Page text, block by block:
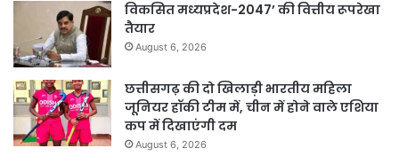
विकसित मध्यप्रदेश-2047’ की वित्तीय रूपरेखा
तैयार
August 6, 2026
छत्तीसगढ़ की दो खिलाड़ी भारतीय महिला
जूनियर हॉकी टीम में, चीन में होने वाले एशिया
कप में दिखाएंगी दम
August 6, 2026